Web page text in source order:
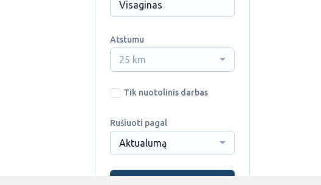
Atstumu
25 km
Tik nuotolinis darbas
Rušiuoti pagal
Aktualumą